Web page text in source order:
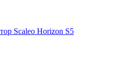
Scaleo Horizon S5